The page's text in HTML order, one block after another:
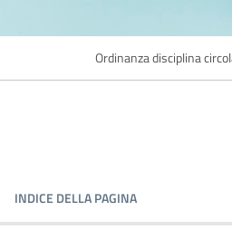
Ordinanza disciplina
INDICE DELLA PAGINA